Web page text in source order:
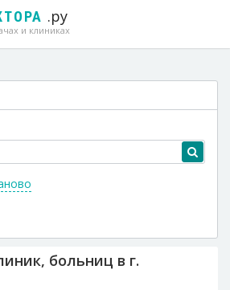
.ру
и клиниках
больниц в г.